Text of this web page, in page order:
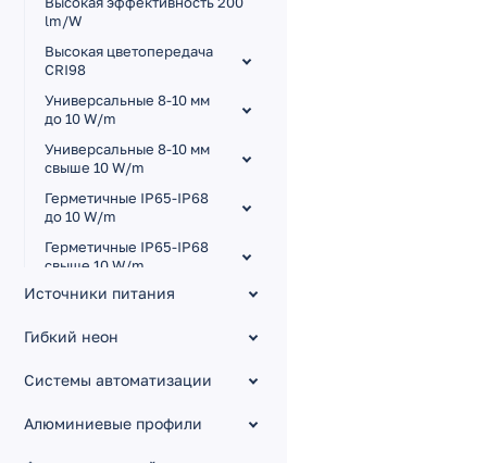
lm/W
Высокая цветопередача
CRI98
Универсальные 8-10 мм
до 10 W/m
Универсальные 8-10 мм
свыше 10 W/m
Герметичные IP65-IP68
до 10 W/m
Герметичные IP65-IP68
свыше 10 W/m
Для сауны и бассейна
Узкие 3.5-5 мм
Малый шаг резки
Изгиб на плоскости RZ
Источники питания
Гибкий неон
Системы автоматизации
Алюминиевые профили